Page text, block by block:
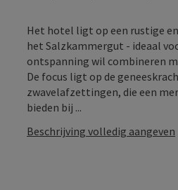
Het hotel ligt op een rustige
het Salzkammergut - ideaal
ontspanning wil combineren
De focus ligt op de
zwavelafzettingen, die een
bieden bij ...
Beschrijving volledig aangeven